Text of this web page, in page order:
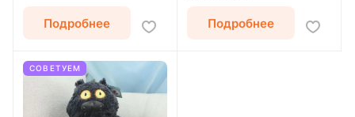
Подробнее Подробнее
СОВЕТУЕМ